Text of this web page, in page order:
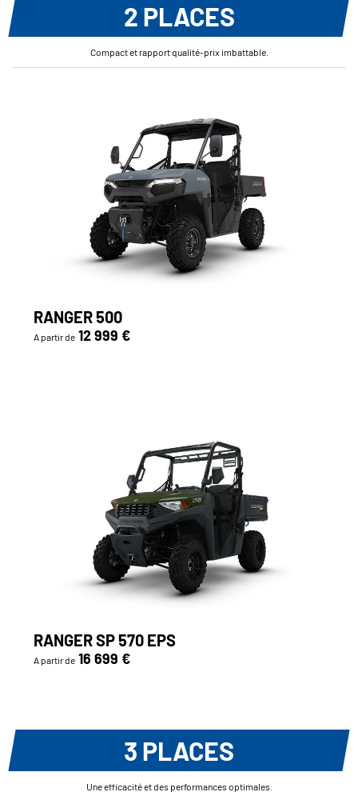
2 PLACES
Compact et rapport qualité-prix imbattable.
RANGER 500
A partir de 12 999 €
RANGER SP 570 EPS
A partir de 16 699 €
3 PLACES
Une efficacité et des performances optimales.